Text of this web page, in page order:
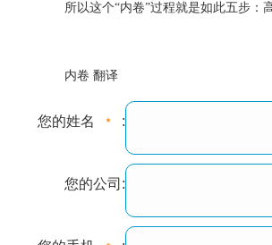
所以这个“内卷”过程就是如此五步
内卷 翻译
您的姓名 :
您的公司: